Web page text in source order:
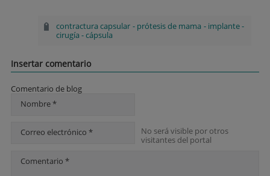
contractura capsular - prótesis de mama - implante-
cirugía -cápsula
Insertar comentario
Comentario de blog
Nombre *
Correo electrónico *
No será visible por otros
visitantes del portal
Comentario *